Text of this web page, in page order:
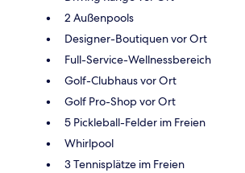
2 Außenpools
Designer-Boutiquen vor Ort
Full-Service-Wellnessbereich
Golf-Clubhaus vor Ort
Golf Pro-Shop vor Ort
5 Pickleball-Felder im Freien
Whirlpool
3 Tennisplätze im Freien